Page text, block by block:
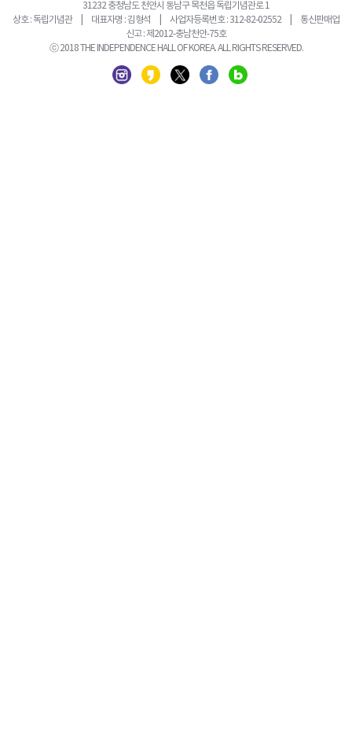
31232 충청남도 천안시 동남구 목천읍 독립기념관로 1
상호 : 독립기념관 | 대표자명 : 김형석 | 사업자등록번호 : 312-82-02552 | 통신판매업
신고 : 제2012-충남천안-75호
ⓒ 2018 THE INDEPENDENCE HALL OF KOREA. ALL RIGHTS RESERVED.